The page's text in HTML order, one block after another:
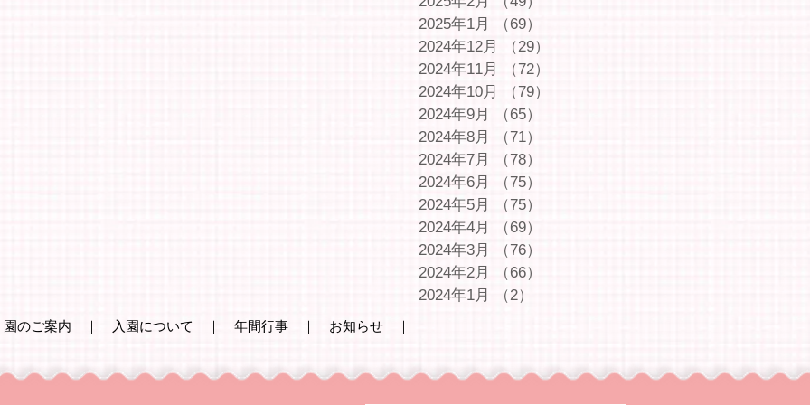
2025年1月
（69）
2024年12月
（29）
2024年11月
（72）
2024年10月
（79）
2024年9月
（65）
2024年8月
（71）
2024年7月
（78）
2024年6月
（75）
2024年5月
（75）
2024年4月
（69）
2024年3月
（76）
2024年2月
（66）
2024年1月
（2）
園のご案内 ｜ 入園について ｜ 年間行事 ｜ お知らせ ｜